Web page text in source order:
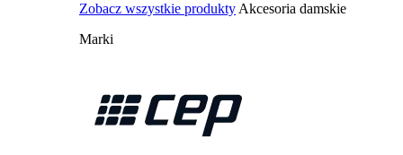
Zobacz wszystkie produkty Akcesoria damskie
Marki